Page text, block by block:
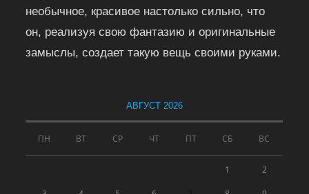
необычное, красивое настолько сильно, что
он, реализуя свою фантазию и оригинальные
замыслы, создает такую вещь своими руками.
АВГУСТ 2026
ПН ВТ СР ЧТ ПТ СБ ВС
1 2